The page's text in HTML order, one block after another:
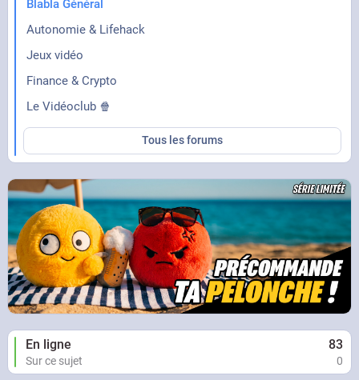
Blabla Général
Autonomie & Lifehack
Jeux vidéo
Finance & Crypto
Le Vidéoclub 🍿
Tous les forums
En ligne 83
Sur ce sujet 0